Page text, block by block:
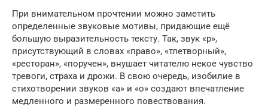
При внимательном прочтении можно заметить
определенные звуковые мотивы, придающие ещё
большую выразительность тексту. Так, звук «р»,
присутствующий в словах «право», «тлетворный»,
«ресторан», «поручен», внушает читателю некое чувство
тревоги, страха и дрожи. В свою очередь, изобилие в
стихотворении звуков «а» и «о» создают впечатление
медленного и размеренного повествования.